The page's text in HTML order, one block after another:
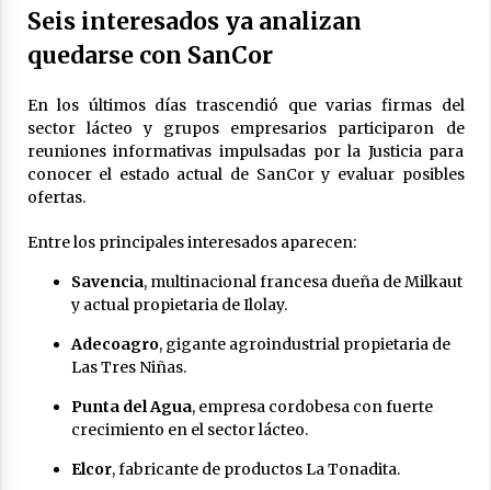
Seis interesados ya analizan
quedarse con SanCor
En los últimos días trascendió que varias firmas del
sector lácteo y grupos empresarios participaron de
reuniones informativas impulsadas por la Justicia para
conocer el estado actual de SanCor y evaluar posibles
ofertas.
Entre los principales interesados aparecen:
Savencia, multinacional francesa dueña de Milkaut
y actual propietaria de Ilolay.
Adecoagro, gigante agroindustrial propietaria de
Las Tres Niñas.
Punta del Agua, empresa cordobesa con fuerte
crecimiento en el sector lácteo.
Elcor, fabricante de productos La Tonadita.